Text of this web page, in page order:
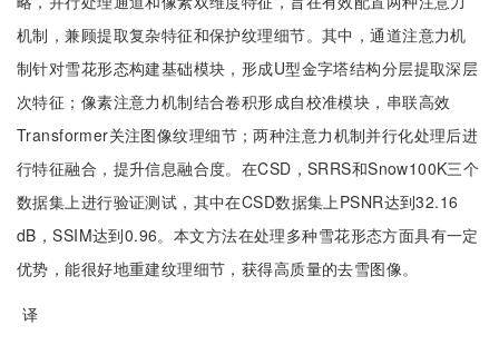
机制，兼顾提取复杂特征和保护纹理细节。其中，通道注意力机
制针对雪花形态构建基础模块，形成U型金字塔结构分层提取深层
次特征；像素注意力机制结合卷积形成自校准模块，串联高效
Transformer关注图像纹理细节；两种注意力机制并行化处理后进
行特征融合，提升信息融合度。在CSD，SRRS和Snow100K三个
数据集上进行验证测试，其中在CSD数据集上PSNR达到32.16
dB，SSIM达到0.96。本文方法在处理多种雪花形态方面具有一定
优势，能很好地重建纹理细节，获得高质量的去雪图像。
译